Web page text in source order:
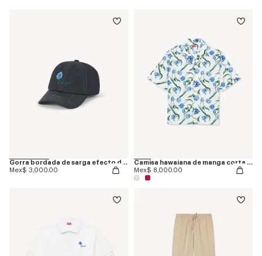
Gorra bordada de sarga efecto denim 'KENZO Tulip'
Mex$ 3,000.00
Camisa hawaiana de manga corta de algodón 'KENZO Tulip'
Mex$ 8,000.00